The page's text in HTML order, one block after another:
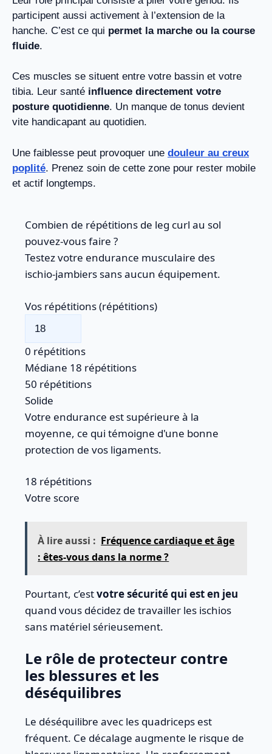
participent aussi activement à l’extension de la
hanche. C’est ce qui permet la marche ou la course
fluide.
Ces muscles se situent entre votre bassin et votre
tibia. Leur santé influence directement votre
posture quotidienne. Un manque de tonus devient
vite handicapant au quotidien.
Une faiblesse peut provoquer une douleur au creux
poplité. Prenez soin de cette zone pour rester mobile
et actif longtemps.
Combien de répétitions de leg curl au sol
pouvez-vous faire ?
Testez votre endurance musculaire des
ischio-jambiers sans aucun équipement.
Vos répétitions(répétitions)
0 répétitions
Médiane 18 répétitions
50 répétitions
Solide
Votre endurance est supérieure à la
moyenne, ce qui témoigne d'une bonne
protection de vos ligaments.
18 répétitions
Votre score
À lire aussi : Fréquence cardiaque et âge
: êtes-vous dans la norme ?
Pourtant, c’estvotre sécurité qui est en jeu
quand vous décidez de travailler les ischios
sans matériel sérieusement.
Le rôle de protecteur contre
les blessures et les
déséquilibres
Le déséquilibre avec les quadriceps est
fréquent. Ce décalage augmente le risque de